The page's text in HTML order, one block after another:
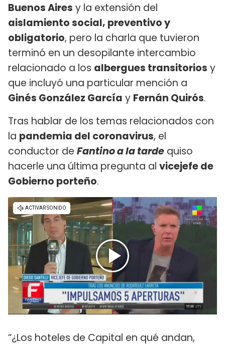
Buenos Aires y la extensión del
aislamiento social, preventivo y
obligatorio, pero la charla que tuvieron
terminó en un desopilante intercambio
relacionado a los albergues transitorios y
que incluyó una particular mención a
Ginés González García y Fernán Quirós.
Tras hablar de los temas relacionados con
la pandemia del coronavirus, el
conductor de Fantino a la tarde quiso
hacerle una última pregunta al vicejefe de
Gobierno porteño.
“¿Los hoteles de Capital en qué andan,